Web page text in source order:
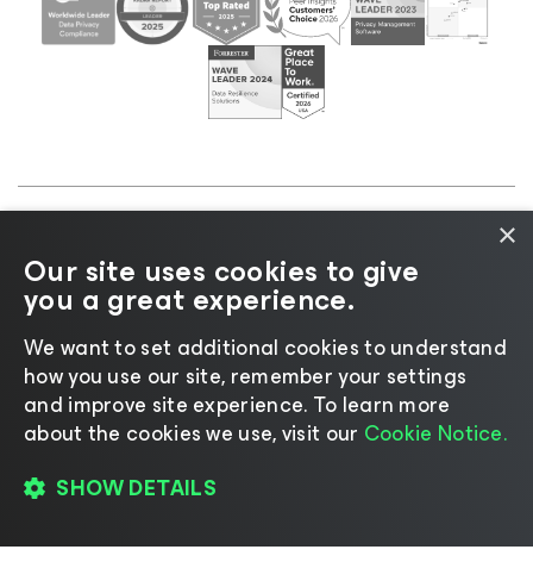
Informativa sulla privacy
|Informativa sui cookie|Informazioni legali
di licenza|Risorse del fornitore
Cambia lingua
×
Our site uses cookies to give
you a great experience.
We want to set additional cookies to understand
how you use our site, remember your settings
and improve site experience. ​To learn more
about the cookies we use, visit our Cookie Notice.
SHOW DETAILS